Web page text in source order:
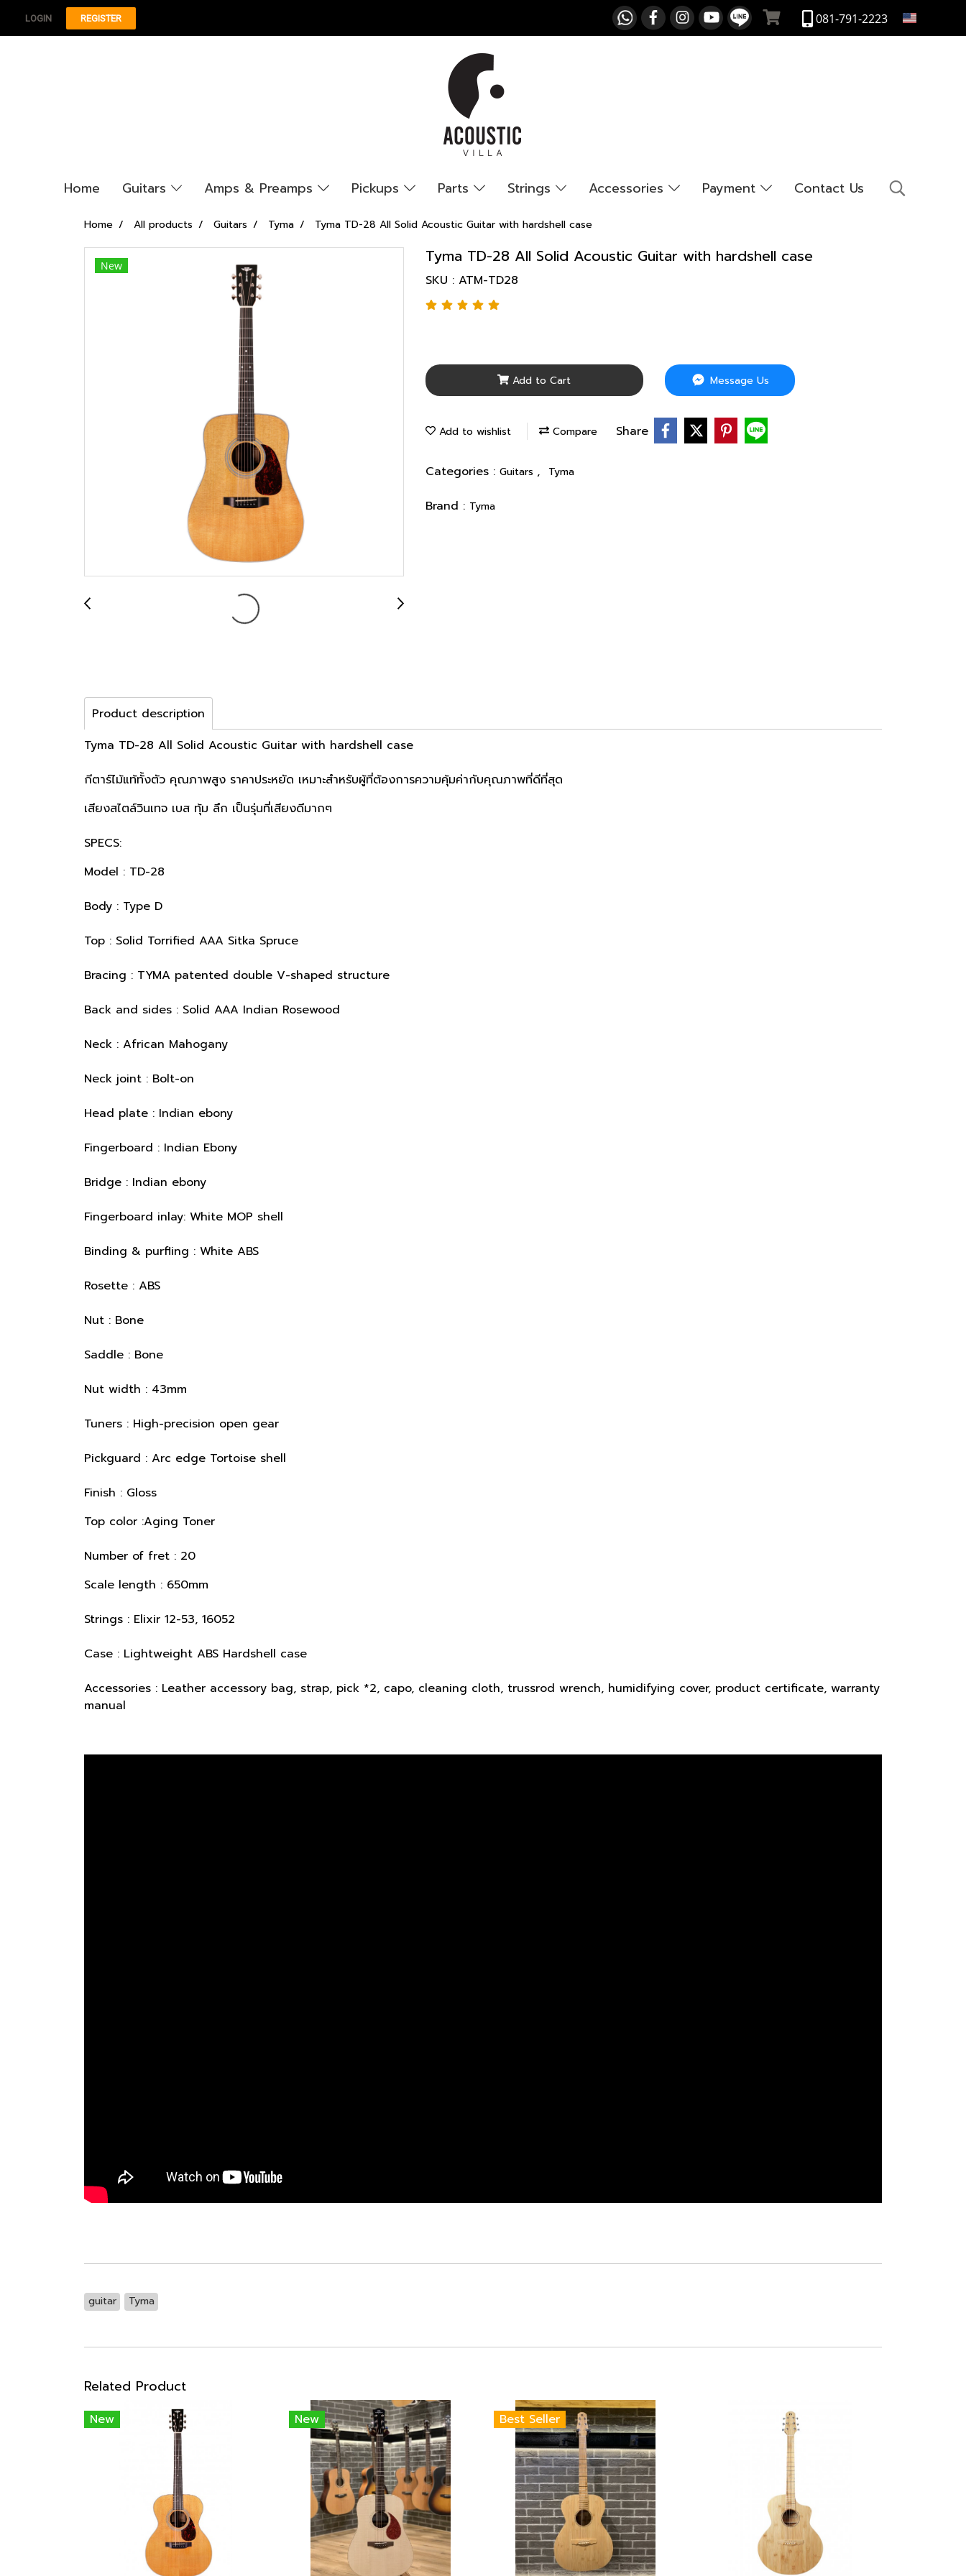
LOGIN REGISTER 081-791-2223 EN
Home Guitars Amps & Preamps Pickups Parts Strings Accessories Payment Contact Us
Home All products Guitars Tyma Tyma TD-28 All Solid Acoustic Guitar with hardshell case
New Tyma TD-28 All Solid Acoustic Guitar with hardshell case
SKU : ATM-TD28
Add to Cart Message Us
Add to wishlist Compare Share
Categories : Guitars , Tyma
Brand : Tyma
Product description
Tyma TD-28 All Solid Acoustic Guitar with hardshell case
กีตาร์ไม้แท้ทั้งตัว คุณภาพสูง ราคาประหยัด เหมาะสำหรับผู้ที่ต้องการความคุ้มค่ากับคุณภาพที่ดีที่สุด
เสียงสไตล์วินเทจ เบส ทุ้ม ลึก เป็นรุ่นที่เสียงดีมากๆ
SPECS:
Model : TD-28
Body : Type D
Top : Solid Torrified AAA Sitka Spruce
Bracing : TYMA patented double V-shaped structure
Back and sides : Solid AAA Indian Rosewood
Neck : African Mahogany
Neck joint : Bolt-on
Head plate : Indian ebony
Fingerboard : Indian Ebony
Bridge : Indian ebony
Fingerboard inlay: White MOP shell
Binding & purfling : White ABS
Rosette : ABS
Nut : Bone
Saddle : Bone
Nut width : 43mm
Tuners : High-precision open gear
Pickguard : Arc edge Tortoise shell
Finish : Gloss
Top color :Aging Toner
Number of fret : 20
Scale length : 650mm
Strings : Elixir 12-53, 16052
Case : Lightweight ABS Hardshell case
Accessories : Leather accessory bag, strap, pick *2, capo, cleaning cloth, trussrod wrench, humidifying cover, product certificate, warranty
manual
guitar Tyma
Related Product
New New Best Seller